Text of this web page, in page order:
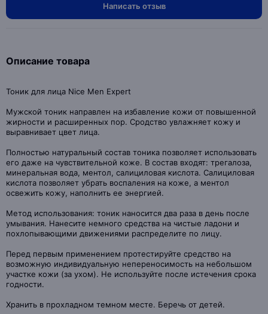
Написать отзыв
Описание товара
Тоник для лица Nice Men Expert
Мужской тоник направлен на избавление кожи от повышенной
жирности и расширенных пор. Сродство увлажняет кожу и
выравнивает цвет лица.
Полностью натуральный состав тоника позволяет использовать
его даже на чувствительной коже. В состав входят: трегалоза,
минеральная вода, ментол, салициловая кислота. Салициловая
кислота позволяет убрать воспаления на коже, а ментол
освежить кожу, наполнить ее энергией.
Метод использования: тоник наносится два раза в день после
умывания. Нанесите немного средства на чистые ладони и
похлопывающими движениями распределите по лицу.
Перед первым применением протестируйте средство на
возможную индивидуальную непереносимость на небольшом
участке кожи (за ухом). Не используйте после истечения срока
годности.
Хранить в прохладном темном месте. Беречь от детей.